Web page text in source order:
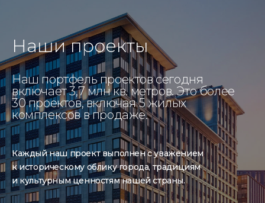
Наши проекты
Наш портфель проектов сегодня
включает 3,7 млн кв. метров. Это более
30 проектов, включая 5 жилых
комплексов в продаже.
Каждый наш проект выполнен с уважением
к историческому облику города, традициям
и культурным ценностям нашей страны.